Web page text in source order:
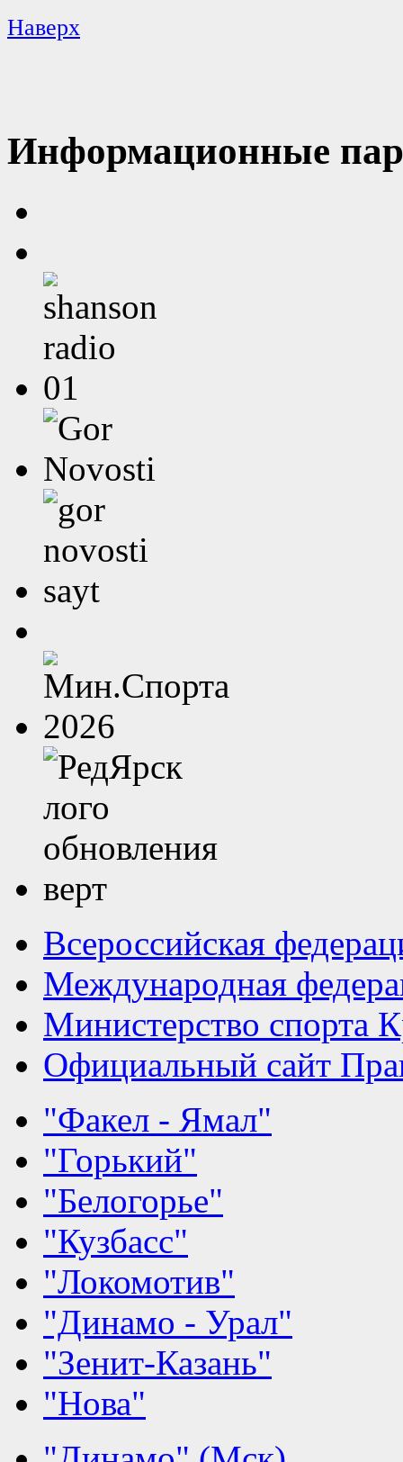
Наверх
Информационные
Всероссийская
Международная
Министерство спорта
Официальный сайт
"Факел - Ямал"
"Горький"
"Белогорье"
"Кузбасс"
"Локомотив"
"Динамо - Урал"
"Зенит-Казань"
"Нова"